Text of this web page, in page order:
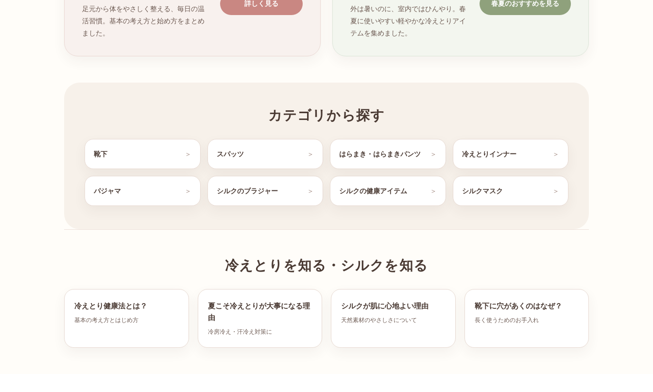
足元から体をやさしく整える、毎日の温
活習慣。基本の考え方と始め方をまとめ
ました。
詳しく見る
外は暑いのに、室内ではひんやり。春
夏に使いやすい軽やかな冷えとりアイ
テムを集めました。
春夏のおすすめを見る
カテゴリから探す
靴下 スパッツ はらまき・はらまきパンツ 冷えとりインナー
パジャマ シルクのブラジャー シルクの健康アイテム シルクマスク
冷えとりを知る・シルクを知る
冷えとり健康法とは？
基本の考え方とはじめ方
夏こそ冷えとりが大事になる理
由
冷房冷え・汗冷え対策に
シルクが肌に心地よい理由
天然素材のやさしさについて
靴下に穴があくのはなぜ？
長く使うためのお手入れ